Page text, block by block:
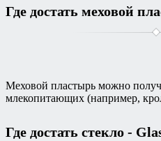
Где достать меховой
Меховой пластырь можно
млекопитающих (например,
Где достать стекло -